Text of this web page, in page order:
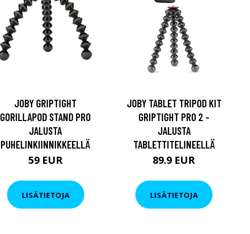
JOBY GRIPTIGHT
GORILLAPOD STAND PRO
JALUSTA
PUHELINKIINNIKKEELLÄ
59 EUR
LISÄTIETOJA
JOBY TABLET TRIPOD KIT
GRIPTIGHT PRO 2 -
JALUSTA
TABLETTITELINEELLÄ
89.9 EUR
LISÄTIETOJA